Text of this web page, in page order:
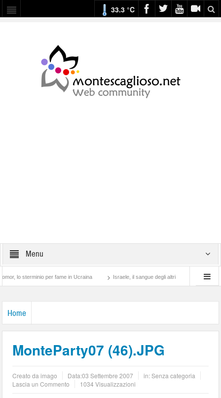
33.3 °C
Menu
sterminio per fame in Ucraina Israele, il sangue degli altri Lotta di classe…
Home
MonteParty07 (46).JPG
Creato daimago Data:03 Settembre 2007
in: Senza categoria
Lascia un Commento
1034 Visualizzazioni